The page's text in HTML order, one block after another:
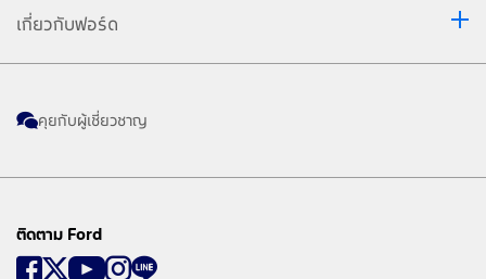
เกี่ยวกับฟอร์ด
คุยกับผู้เชี่ยวชาญ
ติดตาม Ford